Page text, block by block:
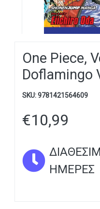
One Piece,
Doflamingo
SKU:9781421564609
€10,99
ΗΜΈΡΕΣ